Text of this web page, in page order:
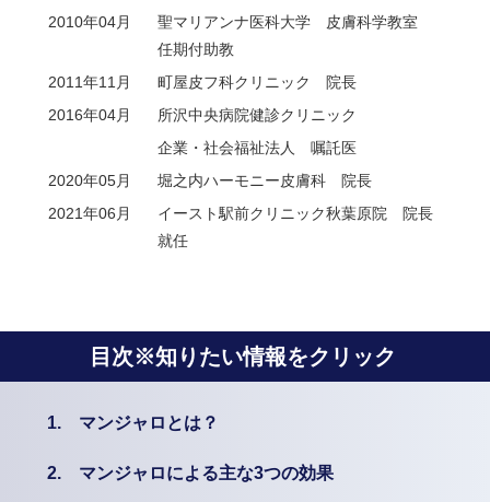
2010年04月
聖マリアンナ医科大学 皮膚科学教室
任期付助教
2011年11月
町屋皮フ科クリニック 院長
2016年04月
所沢中央病院健診クリニック
企業・社会福祉法人 嘱託医
2020年05月
堀之内ハーモニー皮膚科 院長
2021年06月
イースト駅前クリニック秋葉原院 院長
就任
目次※知りたい情報をクリック
1. マンジャロとは？
2. マンジャロによる主な3つの効果